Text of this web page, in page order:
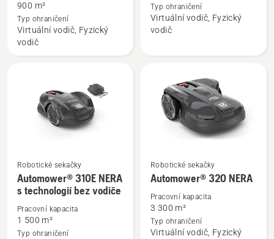
Automower®
305E
NERA
900 m²
Typ ohraničení
Virtuální vodič, Fyzický
vodič
Automower®
310E
Typ ohraničení
Virtuální vodič, Fyzický
vodič
Zobrazit
více
informací
Automower®
Robotické sekačky
Automower® 310E NERA
s technologií bez vodiče
Pracovní kapacita
1 500 m²
Typ ohraničení
Zobrazit
informací
Automower®
Robotické sekačky
Automower® 320 NERA
Pracovní kapacita
3 300 m²
Typ ohraničení
Virtuální vodič, Fyzický